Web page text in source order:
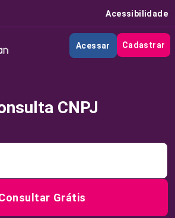
Acessibilidade
Acessar Cadastrar
CNPJ
Grátis